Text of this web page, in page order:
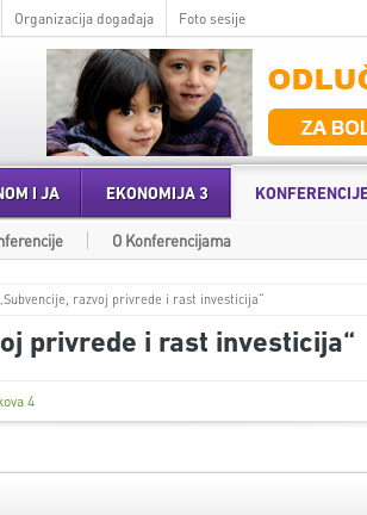
Organizacija događaja Foto sesije
I JA EKONOMIJA 3
O Konferencijama
razvoj privrede i rast investicija“
privrede i rast investicija“
4